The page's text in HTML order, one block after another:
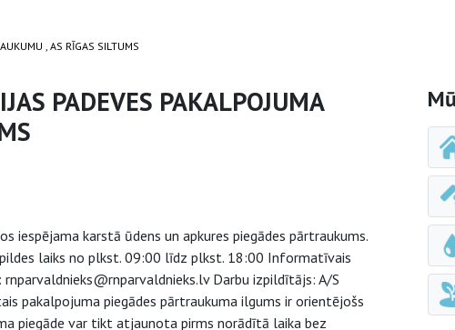
, AS RĪGAS SILTUMS
PADEVES PAKALPOJUMA
karstā ūdens un apkures piegādes pārtraukums.
laiks no plkst. 09:00 līdz plkst. 18:00 Informatīvais
Darbu izpildītājs: A/S
pakalpojuma piegādes pārtraukuma ilgums ir orientējošs
piegāde var tikt atjaunota pirms norādītā laika bez